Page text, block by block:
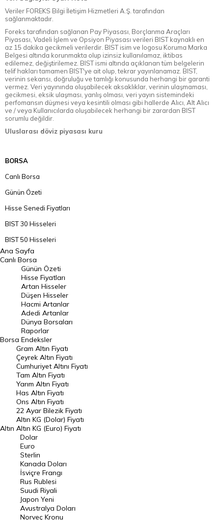
Veriler FOREKS Bilgi İletişim Hizmetleri A.Ş. tarafından
sağlanmaktadır.
Foreks tarafından sağlanan Pay Piyasası, Borçlanma Araçları
Piyasası, Vadeli İşlem ve Opsiyon Piyasası verileri BIST kaynaklı en
az 15 dakika gecikmeli verilerdir. BIST isim ve logosu Koruma Marka
Belgesi altında korunmakta olup izinsiz kullanılamaz, iktibas
edilemez, değiştirilemez. BIST ismi altında açıklanan tüm belgelerin
telif hakları tamamen BIST'ye ait olup, tekrar yayınlanamaz. BIST,
verinin sekansı, doğruluğu ve tamlığı konusunda herhangi bir garanti
vermez. Veri yayınında oluşabilecek aksaklıklar, verinin ulaşmaması,
gecikmesi, eksik ulaşması, yanlış olması, veri yayın sistemindeki
perfomansın düşmesi veya kesintili olması gibi hallerde Alıcı, Alt Alıcı
ve / veya Kullanıcılarda oluşabilecek herhangi bir zarardan BIST
sorumlu değildir.
Uluslarası döviz piyasası kuru
BORSA
Canlı Borsa
Günün Özeti
Hisse Senedi Fiyatları
BIST 30 Hisseleri
BIST 50 Hisseleri
BIST 100 Hisseleri
En Çok Artan Hisseler
En Çok Düşen Hisseler
Hacmi Artanlar
Geçmiş Kapanışlar
Dünya Borsaları
Raporlar
Endeksler
DÖVİZ
Döviz Kuru
Dolar Kuru
Euro Kuru
Pound Kuru
Frank Kuru
Riyal Kuru
Avustralya Doları
Danimarka Kronu Kuru
Ana Sayfa
Canlı Borsa
Borsa
Günün Özeti
Hisse Fiyatları
Artan Hisseler
Düşen Hisseler
Hacmi Artanlar
Adedi Artanlar
Dünya Borsaları
Raporlar
Endeksler
Altın
Gram Altın Fiyatı
Çeyrek Altın Fiyatı
Cumhuriyet Altını Fiyatı
Tam Altın Fiyatı
Yarım Altın Fiyatı
Has Altın Fiyatı
Ons Altın Fiyatı
22 Ayar Bilezik Fiyatı
Altın KG (Dolar) Fiyatı
Altın KG (Euro) Fiyatı
Dolar
Euro
Sterlin
Kanada Doları
İsviçre Frangı
Rus Rublesi
Suudi Riyali
Japon Yeni
Avustralya Doları
Norveç Kronu